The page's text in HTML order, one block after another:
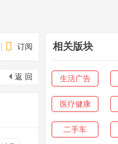
订阅
返 回
相关版块
生活广告
医疗健康
二手车